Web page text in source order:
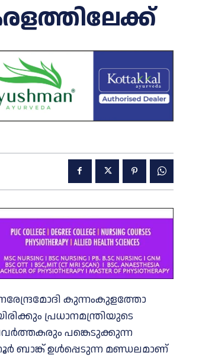
നരേന്ദ്രമോദി കുന്നംകുളത്തോ
പ്രധാനമന്ത്രിയുടെ
പങ്കെടുക്കുന്ന
ഉള്‍പ്പെടുന്ന മണ്ഡലമാണ്